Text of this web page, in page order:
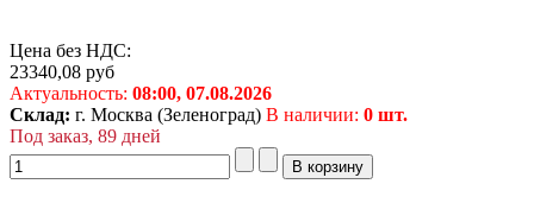
Цена без НДС:
23340,08 руб
Актуальность: 08:00, 07.08.2026
Склад: г. Москва (Зеленоград) В наличии: 0 шт.
Под заказ, 89 дней